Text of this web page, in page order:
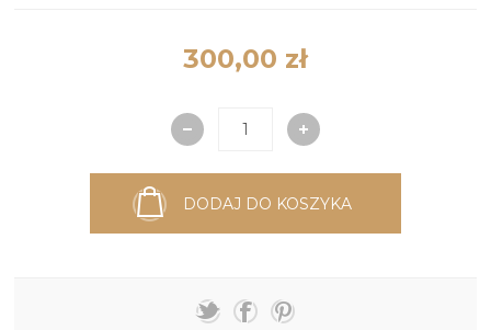
300,00 zł
DODAJ DO KOSZYKA